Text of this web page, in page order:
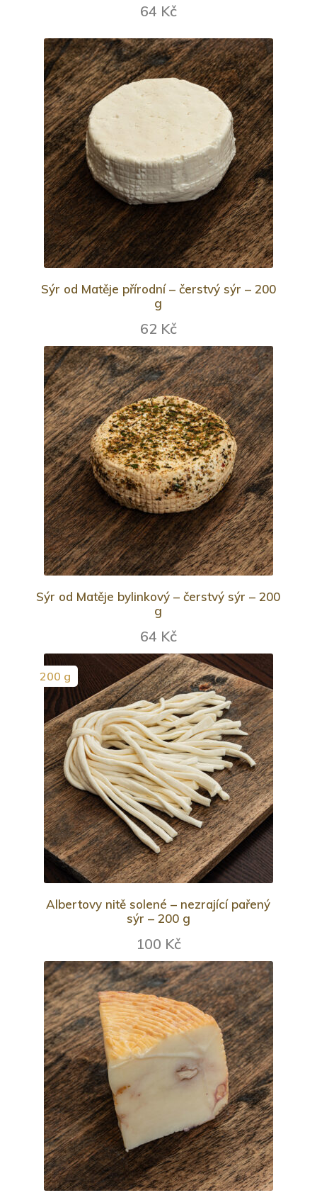
64 Kč
Sýr od Matěje přírodní – čerstvý sýr – 200
g
62 Kč
Sýr od Matěje bylinkový – čerstvý sýr – 200
g
64 Kč
200 g
Albertovy nitě solené – nezrající pařený
sýr – 200 g
100 Kč